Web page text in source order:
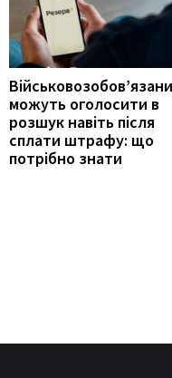
можуть оголосити в
розшук навіть після
сплати штрафу: що
потрібно знати